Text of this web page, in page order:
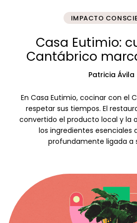
IMPACTO
Casa Eutimio:
Cantábrico
Patricia Ávila
En Casa Eutimio, cocinar con el
respetar sus tiempos. El
convertido el producto local y la
los ingredientes esenciales
profundamente ligada a